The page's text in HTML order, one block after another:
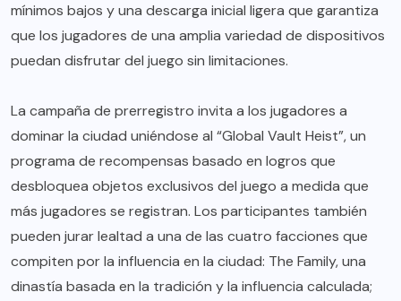
mínimos bajos y una descarga inicial ligera que garantiza
que los jugadores de una amplia variedad de dispositivos
puedan disfrutar del juego sin limitaciones.
La campaña de prerregistro invita a los jugadores a
dominar la ciudad uniéndose al “Global Vault Heist”, un
programa de recompensas basado en logros que
desbloquea objetos exclusivos del juego a medida que
más jugadores se registran. Los participantes también
pueden jurar lealtad a una de las cuatro facciones que
compiten por la influencia en la ciudad: The Family, una
dinastía basada en la tradición y la influencia calculada;